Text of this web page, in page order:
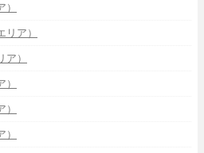
ア）
）